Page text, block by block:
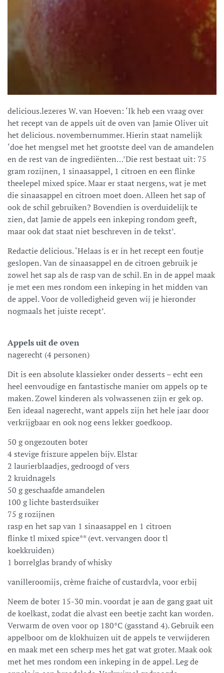
delicious.lezeres W. van Hoeven: ‘Ik heb een vraag over
het recept van de appels uit de oven van Jamie Oliver uit
het delicious. novembernummer. Hierin staat namelijk
‘doe het mengsel met het grootste deel van de amandelen
en de rest van de ingrediënten…’Die rest bestaat uit: 75
gram rozijnen, 1 sinaasappel, 1 citroen en een flinke
theelepel mixed spice. Maar er staat nergens, wat je met
die sinaasappel en citroen moet doen. Alleen het sap of
ook de schil gebruiken? Bovendien is overduidelijk te
zien, dat Jamie de appels een inkeping rondom geeft,
maar ook dat staat niet beschreven in de tekst’.
Redactie delicious. ‘Helaas is er in het recept een foutje
geslopen. Van de sinaasappel en de citroen gebruik je
zowel het sap als de rasp van de schil. En in de appel maak
je met een mes rondom een inkeping in het midden van
de appel. Voor de volledigheid geven wij je hieronder
nogmaals het juiste recept’.
Appels uit de oven
nagerecht (4 personen)
Dit is een absolute klassieker onder desserts – echt een
heel eenvoudige en fantastische manier om appels op te
maken. Zowel kinderen als volwassenen zijn er gek op.
Een ideaal nagerecht, want appels zijn het hele jaar door
verkrijgbaar en ook nog eens lekker goedkoop.
50 g ongezouten boter
4 stevige friszure appelen bijv. Elstar
2 laurierblaadjes, gedroogd of vers
2 kruidnagels
50 g geschaafde amandelen
100 g lichte basterdsuiker
75 g rozijnen
rasp en het sap van 1 sinaasappel en 1 citroen
flinke tl mixed spice** (evt. vervangen door tl
koekkruiden)
1 borrelglas brandy of whisky
vanilleroomijs, crème fraîche of custardvla, voor erbij
Neem de boter 15-30 min. voordat je aan de gang gaat uit
de koelkast, zodat die alvast een beetje zacht kan worden.
Verwarm de oven voor op 180°C (gasstand 4). Gebruik een
appelboor om de klokhuizen uit de appels te verwijderen
en maak met een scherp mes het gat wat groter. Maak ook
met het mes rondom een inkeping in de appel. Leg de